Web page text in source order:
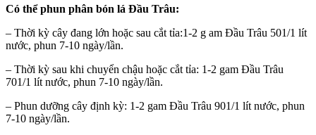
Có thể phun phân bón lá Đầu Trâu:
– Thời kỳ cây đang lớn hoặc sau cắt tỉa:1-2 g am Đầu Trâu 501/1 lít
nước, phun 7-10 ngày/lần.
– Thời kỳ sau khi chuyển chậu hoặc cắt tỉa: 1-2 gam Đầu Trâu
701/1 lít nước, phun 7-10 ngày/lần.
– Phun dưỡng cây định kỳ: 1-2 gam Đầu Trâu 901/1 lít nước, phun
7-10 ngày/lần.